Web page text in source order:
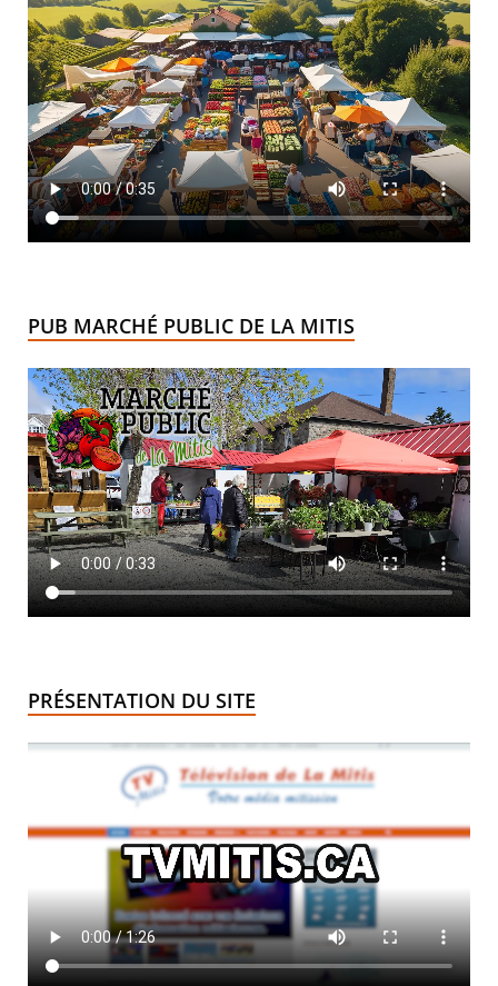
PUB MARCHÉ PUBLIC DE LA MITIS
PRÉSENTATION DU SITE